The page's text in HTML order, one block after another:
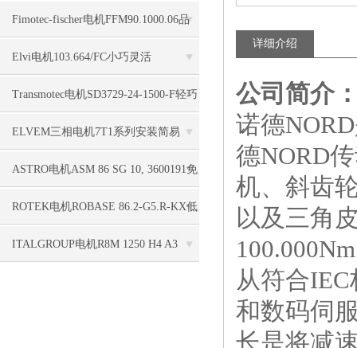
能AI实行收录
Fimotec-fischer电机FFM90.1000.06品
质一直在
Elvi电机103.664/FC小巧灵活
Transmotec电机SD3729-24-1500-F轻巧
坚实
ELVEM三相电机7T1系列安装简易
ASTRO电机ASM 86 SG 10, 3600191免
维护的
ROTEK电机ROBASE 86.2-G5.R-KX低
反弹
ITALGROUP电机R8M 1250 H4 A3
详细介绍
公司简介
诺德
德NORD
机、斜齿
以及三角
从符合
和数码伺
长是将减